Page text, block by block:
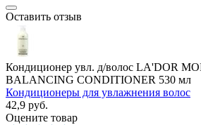
Оставить отзыв
Кондиционер увл. д/волос LA'DOR
BALANСING CONDITIONER 530 мл
Кондиционеры для увлажнения волос
42,9 руб.
Оцените товар